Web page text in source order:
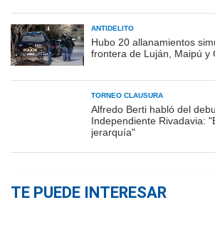
ANTIDELITO
Hubo 20 allanamientos
frontera de Luján, Maipú y
TORNEO CLAUSURA
Alfredo Berti habló del
Independiente Rivadavia:
jerarquía"
TE PUEDE INTERESAR